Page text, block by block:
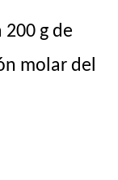
200 g de
molar del